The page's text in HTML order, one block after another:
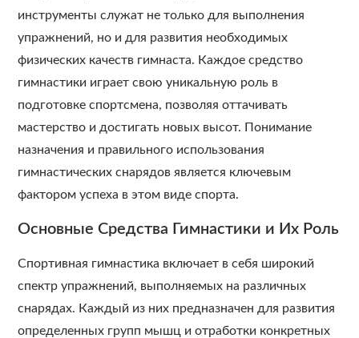
инструменты служат не только для выполнения
упражнений, но и для развития необходимых
физических качеств гимнаста. Каждое средство
гимнастики играет свою уникальную роль в
подготовке спортсмена, позволяя оттачивать
мастерство и достигать новых высот. Понимание
назначения и правильного использования
гимнастических снарядов является ключевым
фактором успеха в этом виде спорта.
Основные Средства Гимнастики и Их Роль
Спортивная гимнастика включает в себя широкий
спектр упражнений, выполняемых на различных
снарядах. Каждый из них предназначен для развития
определенных групп мышц и отработки конкретных